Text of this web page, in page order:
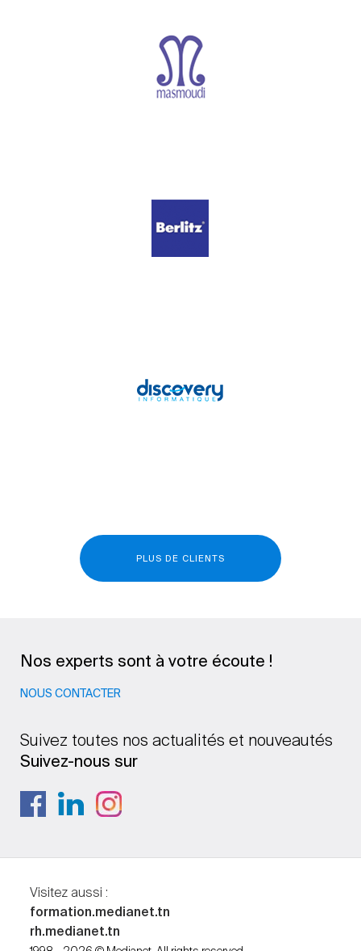
PLUS DE CLIENTS
Nos experts sont à votre écoute !
NOUS CONTACTER
Suivez toutes nos actualités et nouveautés
Suivez-nous sur
Visitez aussi :
formation.medianet.tn
rh.medianet.tn